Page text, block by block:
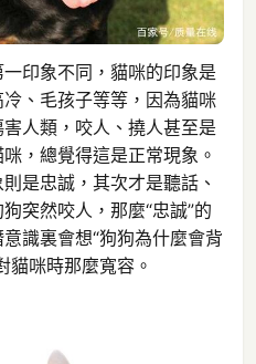
印象不同，貓咪的印象是
、毛孩子等等，因為貓咪
人類，咬人、撓人甚至是
，總覺得這是正常現象。
是忠誠，其次才是聽話、
突然咬人，那麼“忠誠”的
識裏會想“狗狗為什麼會背
貓咪時那麼寬容。